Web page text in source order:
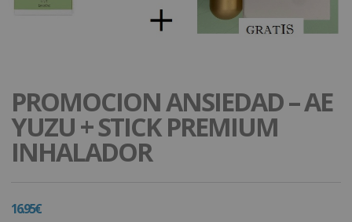
PROMOCION ANSIEDAD – AE
YUZU + STICK PREMIUM
INHALADOR
16.95€